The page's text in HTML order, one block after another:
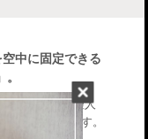
中に固定できる
を中心に管理人
グメディアです。